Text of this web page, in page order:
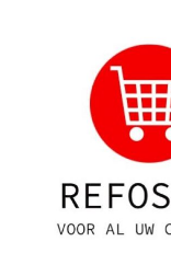
navigatie